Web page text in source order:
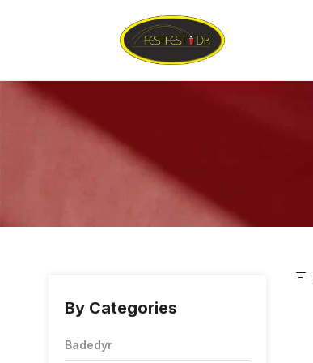
By Categories
Badedyr